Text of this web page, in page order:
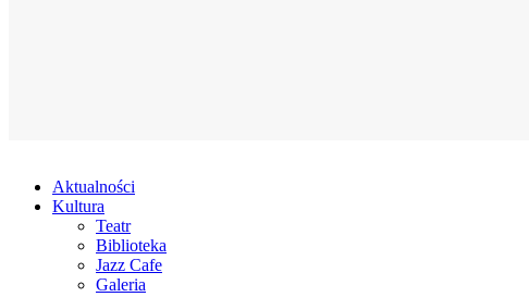
Aktualności
Kultura
Teatr
Biblioteka
Jazz Cafe
Galeria